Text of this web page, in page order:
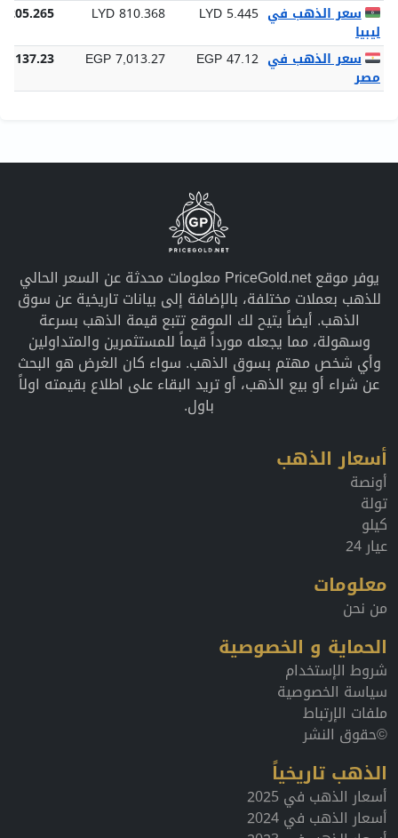
سعر الذهب في
ليبيا
LYD 5.445
LYD 810.368
سعر الذهب في
مصر
EGP 47.12
EGP 7,013.27
يوفر موقع PriceGold.net معلومات محدثة عن السعر الحالي
للذهب بعملات مختلفة، بالإضافة إلى بيانات تاريخية عن سوق
الذهب. أيضاً يتيح لك الموقع تتبع قيمة الذهب بسرعة
وسهولة، مما يجعله مورداً قيماً للمستثمرين والمتداولين
وأي شخص مهتم بسوق الذهب. سواء كان الغرض هو البحث
عن شراء أو بيع الذهب، أو تريد البقاء على اطلاع بقيمته اولاً
باول.
أسعار الذهب
أونصة
تولة
كيلو
عيار 24
معلومات
من نحن
الحماية و الخصوصية
شروط الإستخدام
سياسة الخصوصية
ملفات الإرتباط
©حقوق النشر
الذهب تاريخياً
أسعار الذهب في 2025
أسعار الذهب في 2024